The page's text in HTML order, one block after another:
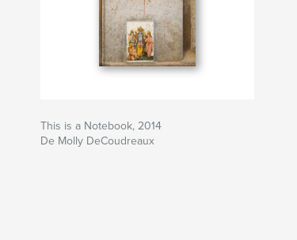
This is a Notebook, 2014
De Molly DeCoudreaux